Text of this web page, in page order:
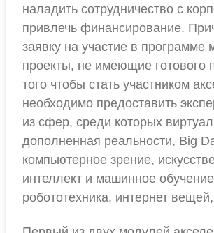
наладить сотрудничество с
привлечь финансирование.
заявку на участие в программе
проекты, не имеющие готового
того чтобы стать участником
необходимо предоставить
из сфер, среди которых
дополненная реальности, Big
компьютерное зрение,
интеллект и машинное
робототехника, интернет